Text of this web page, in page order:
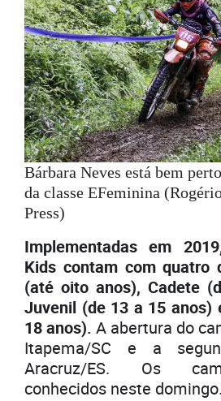
Bárbara Neves está bem
da classe EFeminina
Press)
Implementadas em
Kids contam com quatro
(até oito anos), Cadete
Juvenil (de 13 a 15 anos)
18 anos). A abertura do
Itapema/SC e a
Aracruz/ES. Os
conhecidos neste domingo.